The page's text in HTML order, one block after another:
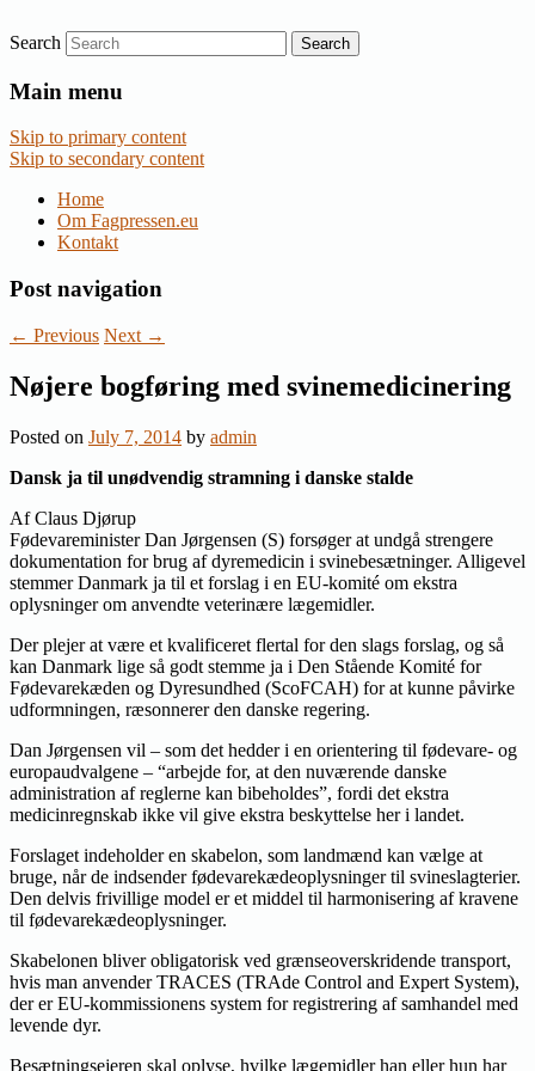
Fagpressen.eu
Nyheder om dansk EU-politik
Search
Main menu
Skip to primary content
Skip to secondary content
Home
Om Fagpressen.eu
Kontakt
Post navigation
← Previous Next →
Nøjere bogføring med svinemedicinering
Posted on July 7, 2014 by admin
Dansk ja til unødvendig stramning i danske stalde
Af Claus Djørup
Fødevareminister Dan Jørgensen (S) forsøger at undgå strengere
dokumentation for brug af dyremedicin i svinebesætninger. Alligevel
stemmer Danmark ja til et forslag i en EU-komité om ekstra
oplysninger om anvendte veterinære lægemidler.
Der plejer at være et kvalificeret flertal for den slags forslag, og så
kan Danmark lige så godt stemme ja i Den Stående Komité for
Fødevarekæden og Dyresundhed (ScoFCAH) for at kunne påvirke
udformningen, ræsonnerer den danske regering.
Dan Jørgensen vil – som det hedder i en orientering til fødevare- og
europaudvalgene – “arbejde for, at den nuværende danske
administration af reglerne kan bibeholdes”, fordi det ekstra
medicinregnskab ikke vil give ekstra beskyttelse her i landet.
Forslaget indeholder en skabelon, som landmænd kan vælge at
bruge, når de indsender fødevarekædeoplysninger til svineslagterier.
Den delvis frivillige model er et middel til harmonisering af kravene
til fødevarekædeoplysninger.
Skabelonen bliver obligatorisk ved grænseoverskridende transport,
hvis man anvender TRACES (TRAde Control and Expert System),
der er EU-kommissionens system for registrering af samhandel med
levende dyr.
Besætningsejeren skal oplyse, hvilke lægemidler han eller hun har